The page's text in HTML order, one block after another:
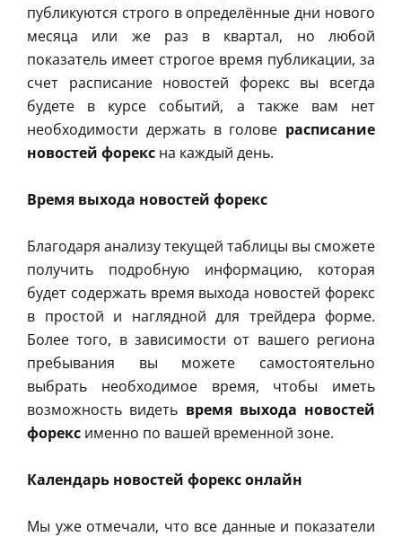
публикуются строго в определённые дни нового
месяца или же раз в квартал, но любой
показатель имеет строгое время публикации, за
счет расписание новостей форекс вы всегда
будете в курсе событий, а также вам нет
необходимости держать в голове расписание
новостей форекс на каждый день.
Время выхода новостей форекс
Благодаря анализу текущей таблицы вы сможете
получить подробную информацию, которая
будет содержать время выхода новостей форекс
в простой и наглядной для трейдера форме.
Более того, в зависимости от вашего региона
пребывания вы можете самостоятельно
выбрать необходимое время, чтобы иметь
возможность видеть время выхода новостей
форекс именно по вашей временной зоне.
Календарь новостей форекс онлайн
Мы уже отмечали, что все данные и показатели